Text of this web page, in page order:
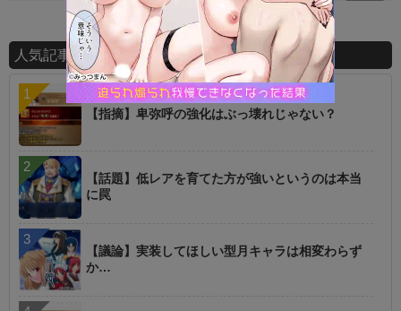
人気記事ランキング
【指摘】卑弥呼の強化はぶっ壊れじゃない？
【話題】低レアを育てた方が強いというのは本当
に罠
【議論】実装してほしい型月キャラは相変わらず
か…